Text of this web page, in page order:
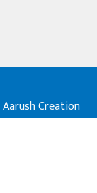
Aarush Creation